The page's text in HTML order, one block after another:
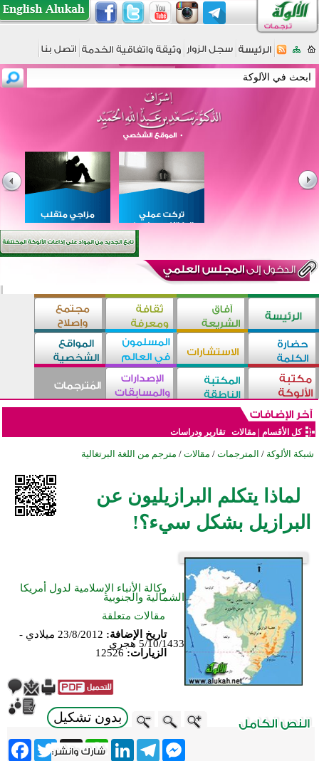
كل الأقسام |مقالات تقارير ودراسات
شبكة الألوكة / المترجمات / مقالات / مترجم من اللغة البرتغالية
لماذا يتكلم البرازيليون عن
البرازيل بشكل سيء؟!
وكالة الأنباء الإسلامية لدول أمريكا
الشمالية والجنوبية
مقالات متعلقة
تاريخ الإضافة:
23/8/2012 ميلادي -
5/10/1433 هجري
الزيارات: 12526
بدون تشكيل
Twitter X
WhatsApp
LinkedInTelegram
Messenger